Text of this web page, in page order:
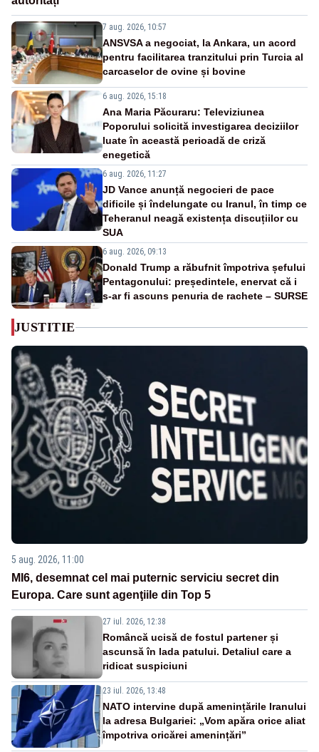
7 aug. 2026, 10:57
ANSVSA a negociat, la Ankara, un acord
pentru facilitarea tranzitului prin Turcia al
carcaselor de ovine și bovine
6 aug. 2026, 15:18
Ana Maria Păcuraru: Televiziunea
Poporului solicită investigarea deciziilor
luate în această perioadă de criză
enegetică
6 aug. 2026, 11:27
JD Vance anunță negocieri de pace
dificile și îndelungate cu Iranul, în timp ce
Teheranul neagă existența discuțiilor cu
SUA
6 aug. 2026, 09:13
Donald Trump a răbufnit împotriva șefului
Pentagonului: președintele, enervat că i
s-ar fi ascuns penuria de rachete – SURSE
JUSTITIE
5 aug. 2026, 11:00
MI6, desemnat cel mai puternic serviciu secret din
Europa. Care sunt agenţiile din Top 5
27 iul. 2026, 12:38
Româncă ucisă de fostul partener și
ascunsă în lada patului. Detaliul care a
ridicat suspiciuni
23 iul. 2026, 13:48
NATO intervine după amenințările Iranului
la adresa Bulgariei: „Vom apăra orice aliat
împotriva oricărei amenințări”